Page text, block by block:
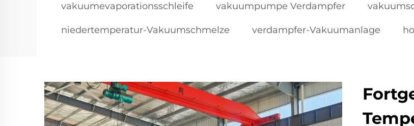
vakuumevaporationsschleife vakuumpumpe Verdampfer
niedertemperatur-Vakuumschmelze verdampfer-Vakuumanlage